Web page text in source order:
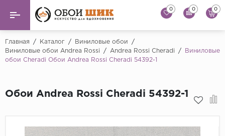
Назад
Виниловые обои
Andrea Rossi
Фрески
0 0 0
Главная / Каталог / Виниловые обои
/
Виниловые обои Andrea Rossi
/ Andrea Rossi Cheradi /
Виниловые
обои Cheradi Обои Andrea Rossi Cheradi 54392-1
Обои Andrea Rossi Cheradi 54392-1